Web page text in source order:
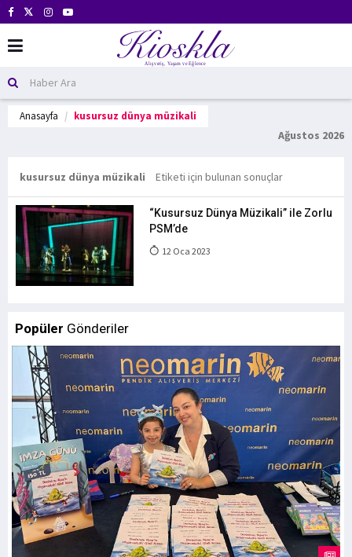
Anasayfa kusursuz dünya müzikali
Ağustos 2026
kusursuz dünya müzikali Etiketi için bulunan sonuçlar
“Kusursuz Dünya Müzikali” ile Zorlu
PSM’de
12 Oca 2023
Popüler Gönderiler